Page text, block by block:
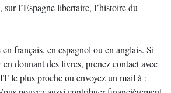
sur l’Espagne libertaire, l’histoire du
français, en espagnol ou en anglais. Si
donnant des livres, prenez contact avec
le plus proche ou envoyez un mail à :